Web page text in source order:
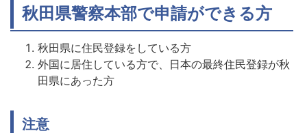
秋田県警察本部で申請ができる方
秋田県に住民登録をしている方
外国に居住している方で、日本の最終住民登録が秋
田県にあった方
注意